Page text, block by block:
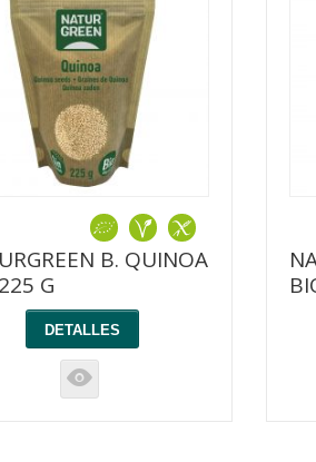
B. QUINOA
G
DETALLES
K